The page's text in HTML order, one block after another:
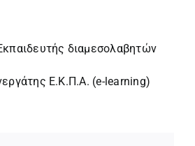
διαμεσολαβητών
Ε.Κ.Π.Α. (e-learning)